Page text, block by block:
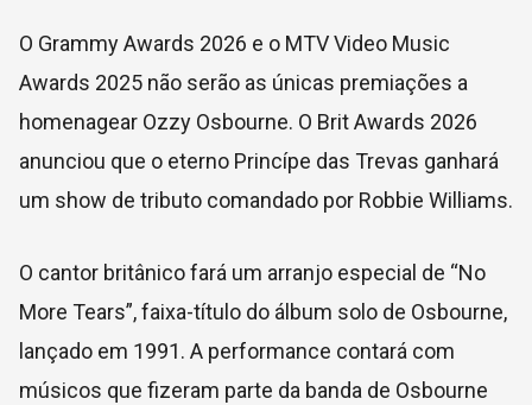
O Grammy Awards 2026 e o MTV Video Music
Awards 2025 não serão as únicas premiações a
homenagear Ozzy Osbourne. O Brit Awards 2026
anunciou que o eterno Princípe das Trevas ganhará
um show de tributo comandado por Robbie Williams.
O cantor britânico fará um arranjo especial de “No
More Tears”, faixa-título do álbum solo de Osbourne,
lançado em 1991. A performance contará com
músicos que fizeram parte da banda de Osbourne